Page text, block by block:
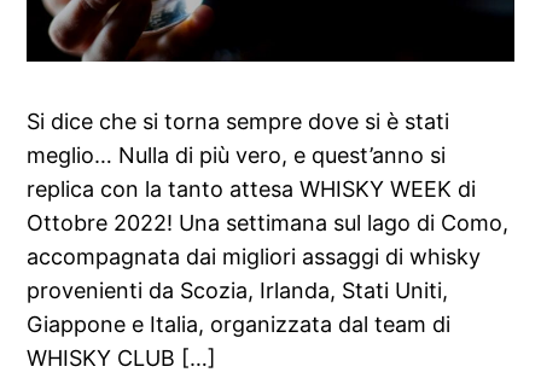
Si dice che si torna sempre dove si è stati
meglio… Nulla di più vero, e quest’anno si
replica con la tanto attesa WHISKY WEEK di
Ottobre 2022! Una settimana sul lago di Como,
accompagnata dai migliori assaggi di whisky
provenienti da Scozia, Irlanda, Stati Uniti,
Giappone e Italia, organizzata dal team di
WHISKY CLUB […]